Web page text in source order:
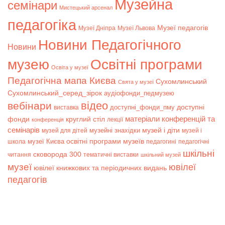
семінари Мистецький арсенал Музейна
педагогіка Музеї Дніпра Музеї Львова Музеї педагогів
Новини Новини Педагогічного
музею Освіта у музеї Освітні програми
Педагогічна мапа Києва Свята у музеї Сухомлинський
Сухомлинський_серед_зірок аудіофонди_педмузею
вебінари виставка відео доступні_фонди_пму доступні
фонди конференція круглий стіл лекції матеріали конференцій та
семінарів музей для дітей музейні знахідки музей і діти музей і
школа музеї Києва освітні програми музеїв педагогині педагогічні
читання сковорода 300 тематичні виставки шкільний музей шкільні
музеї ювілеї книжкових та періодичних видань ювілеї
педагогів